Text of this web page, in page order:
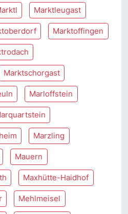
Marktleugast
Marktoffingen
Marktschorgast
Marloffstein
Marzling
Mauern
Maxhütte-Haidhof
Mehlmeisel